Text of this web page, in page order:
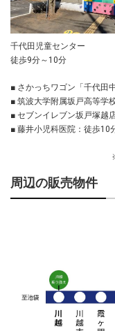
千代田児童センター
徒歩9分～10分
■ さかっちワゴン「千代田
■ 筑波大学附属坂戸高等学
■ セブンイレブン坂戸塚越
■ 藤井小児科医院：徒歩10
周辺の販売物件